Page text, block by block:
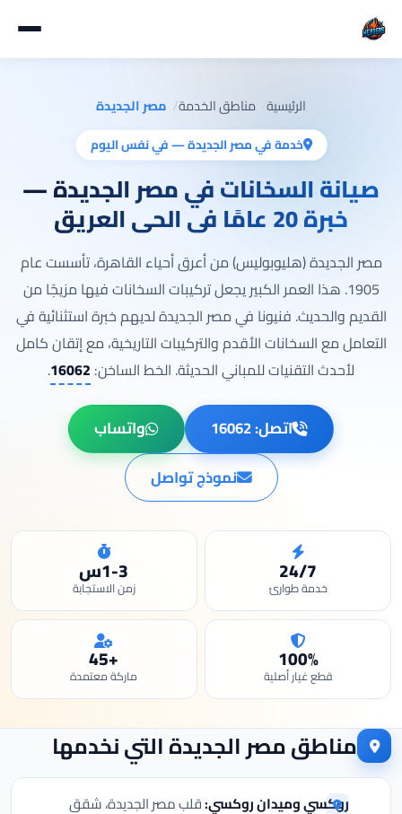
الرئيسية مناطق الخدمة مصر الجديدة
خدمة في مصر الجديدة — في نفس اليوم
صيانة السخانات في مصر الجديدة —
خبرة 20 عامًا في الحي العريق
مصر الجديدة (هليوبوليس) من أعرق أحياء القاهرة، تأسست عام
1905. هذا العمر الكبير يجعل تركيبات السخانات فيها مزيجًا من
القديم والحديث. فنيونا في مصر الجديدة لديهم خبرة استثنائية في
التعامل مع السخانات الأقدم والتركيبات التاريخية، مع إتقان كامل
لأحدث التقنيات للمباني الحديثة. الخط الساخن: 16062
.
اتصل: 16062
واتساب
نموذج تواصل
24/7
خدمة طوارئ
1-3س
زمن الاستجابة
100%
قطع غيار أصلية
+45
ماركة معتمدة
مناطق مصر الجديدة التي نخدمها
روكسي وميدان روكسي:قلب مصر الجديدة، شقق